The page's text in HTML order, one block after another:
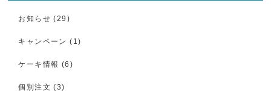
お知らせ (29)
キャンペーン (1)
ケーキ情報 (6)
個別注文 (3)